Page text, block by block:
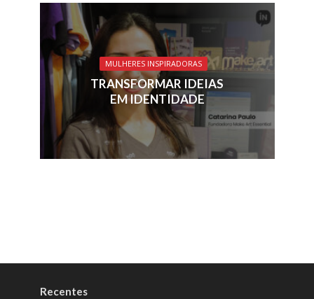
MULHERES INSPIRADORAS
TRANSFORMAR IDEIAS
EM IDENTIDADE
Recentes